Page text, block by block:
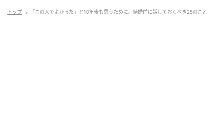
トップ 「この人でよかった」と10年後も思うために。結婚前に話しておくべき25のこと